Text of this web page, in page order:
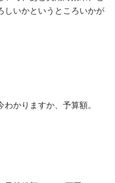
しいかというところいかが
かりますか、予算額。